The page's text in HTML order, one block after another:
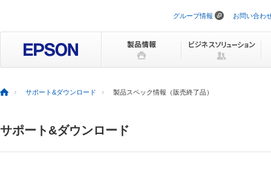
ビ
ョ
を
グループ情報 お問い合わ
サポート&ダウンロード 製品スペック情報（販売終了品）
サポート&ダウンロード